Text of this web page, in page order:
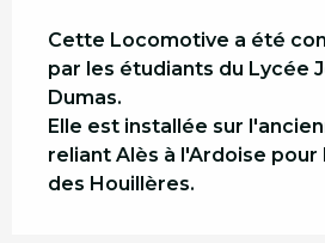
Cette Locomotive a été
par les étudiants du Lycée
Dumas.
Elle est installée sur
reliant Alès à l'Ardoise
des Houillères.